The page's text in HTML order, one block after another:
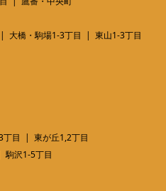
大橋・駒場1-3丁目
東山1-3丁目
丁目
東が丘1,2丁目
駒沢1-5丁目